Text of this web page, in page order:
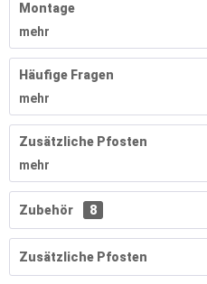
Montage
mehr
Häufige Fragen
mehr
Zusätzliche Pfosten
mehr
Zubehör 8
Zusätzliche Pfosten